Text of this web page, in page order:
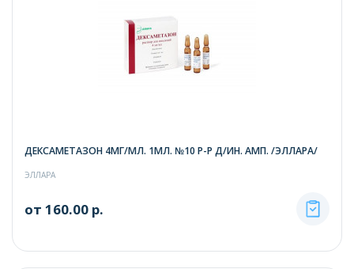
ДЕКСАМЕТАЗОН 4МГ/МЛ. 1МЛ. №10 Р-Р Д/ИН. АМП. /ЭЛЛАРА/
ЭЛЛАРА
от 160.00 р.